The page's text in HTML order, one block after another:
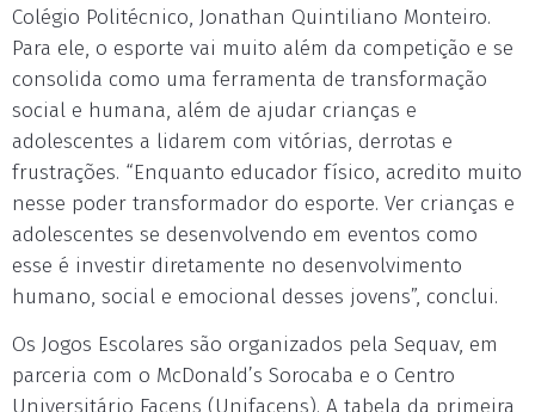
Colégio Politécnico, Jonathan Quintiliano Monteiro.
Para ele, o esporte vai muito além da competição e se
consolida como uma ferramenta de transformação
social e humana, além de ajudar crianças e
adolescentes a lidarem com vitórias, derrotas e
frustrações. “Enquanto educador físico, acredito muito
nesse poder transformador do esporte. Ver crianças e
adolescentes se desenvolvendo em eventos como
esse é investir diretamente no desenvolvimento
humano, social e emocional desses jovens”, conclui.
Os Jogos Escolares são organizados pela Sequav, em
parceria com o McDonald’s Sorocaba e o Centro
Universitário Facens (Unifacens). A tabela da primeira